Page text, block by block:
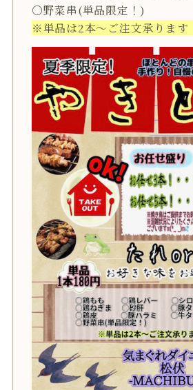
〇野菜串(単品限定！)
※単品は2本～ご注文承ります